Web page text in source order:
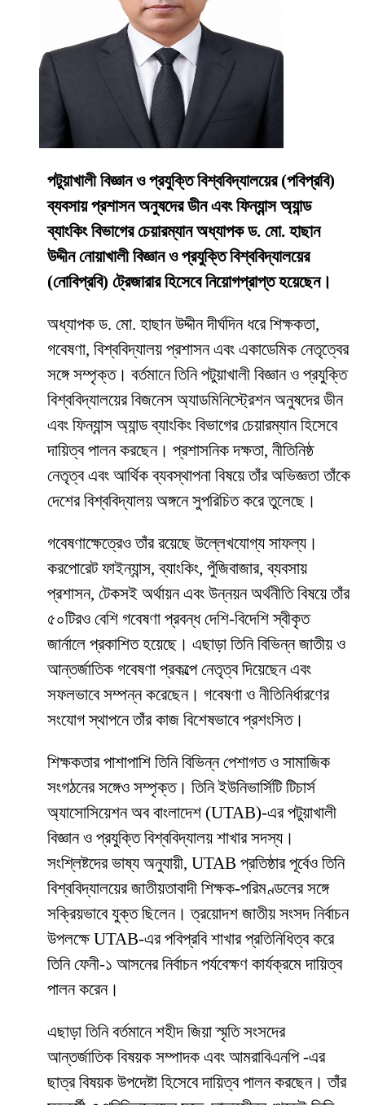
পটুয়াখালী বিজ্ঞান ও প্রযুক্তি বিশ্ববিদ্যালয়ের (পবিপ্রবি)
ব্যবসায় প্রশাসন অনুষদের ডীন এবং ফিন্যান্স অ্যান্ড
ব্যাংকিং বিভাগের চেয়ারম্যান অধ্যাপক ড. মো. হাছান
উদ্দীন নোয়াখালী বিজ্ঞান ও প্রযুক্তি বিশ্ববিদ্যালয়ের
(নোবিপ্রবি) ট্রেজারার হিসেবে নিয়োগপ্রাপ্ত হয়েছেন।
অধ্যাপক ড. মো. হাছান উদ্দীন দীর্ঘদিন ধরে শিক্ষকতা,
গবেষণা, বিশ্ববিদ্যালয় প্রশাসন এবং একাডেমিক নেতৃত্বের
সঙ্গে সম্পৃক্ত। বর্তমানে তিনি পটুয়াখালী বিজ্ঞান ও প্রযুক্তি
বিশ্ববিদ্যালয়ের বিজনেস অ্যাডমিনিস্ট্রেশন অনুষদের ডীন
এবং ফিন্যান্স অ্যান্ড ব্যাংকিং বিভাগের চেয়ারম্যান হিসেবে
দায়িত্ব পালন করছেন। প্রশাসনিক দক্ষতা, নীতিনিষ্ঠ
নেতৃত্ব এবং আর্থিক ব্যবস্থাপনা বিষয়ে তাঁর অভিজ্ঞতা তাঁকে
দেশের বিশ্ববিদ্যালয় অঙ্গনে সুপরিচিত করে তুলেছে।
গবেষণাক্ষেত্রেও তাঁর রয়েছে উল্লেখযোগ্য সাফল্য।
করপোরেট ফাইন্যান্স, ব্যাংকিং, পুঁজিবাজার, ব্যবসায়
প্রশাসন, টেকসই অর্থায়ন এবং উন্নয়ন অর্থনীতি বিষয়ে তাঁর
৫০টিরও বেশি গবেষণা প্রবন্ধ দেশি-বিদেশি স্বীকৃত
জার্নালে প্রকাশিত হয়েছে। এছাড়া তিনি বিভিন্ন জাতীয় ও
আন্তর্জাতিক গবেষণা প্রকল্পে নেতৃত্ব দিয়েছেন এবং
সফলভাবে সম্পন্ন করেছেন। গবেষণা ও নীতিনির্ধারণের
সংযোগ স্থাপনে তাঁর কাজ বিশেষভাবে প্রশংসিত।
শিক্ষকতার পাশাপাশি তিনি বিভিন্ন পেশাগত ও সামাজিক
সংগঠনের সঙ্গেও সম্পৃক্ত। তিনি ইউনিভার্সিটি টিচার্স
অ্যাসোসিয়েশন অব বাংলাদেশ (UTAB)-এর পটুয়াখালী
বিজ্ঞান ও প্রযুক্তি বিশ্ববিদ্যালয় শাখার সদস্য।
সংশ্লিষ্টদের ভাষ্য অনুযায়ী, UTAB প্রতিষ্ঠার পূর্বেও তিনি
বিশ্ববিদ্যালয়ের জাতীয়তাবাদী শিক্ষক-পরিমণ্ডলের সঙ্গে
সক্রিয়ভাবে যুক্ত ছিলেন। ত্রয়োদশ জাতীয় সংসদ নির্বাচন
উপলক্ষে UTAB-এর পবিপ্রবি শাখার প্রতিনিধিত্ব করে
তিনি ফেনী-১ আসনের নির্বাচন পর্যবেক্ষণ কার্যক্রমে দায়িত্ব
পালন করেন।
এছাড়া তিনি বর্তমানে শহীদ জিয়া স্মৃতি সংসদের
আন্তর্জাতিক বিষয়ক সম্পাদক এবং আমরাবিএনপি -এর
ছাত্র বিষয়ক উপদেষ্টা হিসেবে দায়িত্ব পালন করছেন। তাঁর